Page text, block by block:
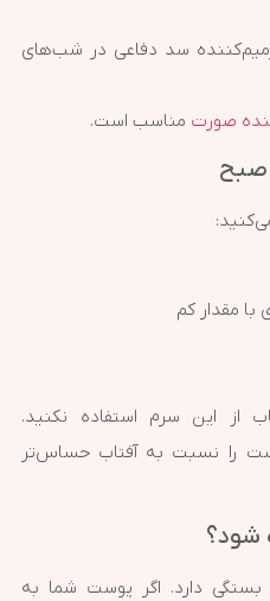
سد دفاعی در شب‌های
صورت مناسب است.
صبح
مقدار کم
از این سرم استفاده نکنید.
را نسبت به آفتاب حساس‌تر
شود؟
دارد. اگر پوست شما به